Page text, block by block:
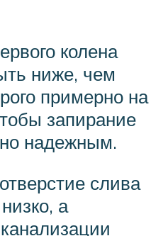
колена
ниже, чем
примерно на
запирание
надежным.
слива
а